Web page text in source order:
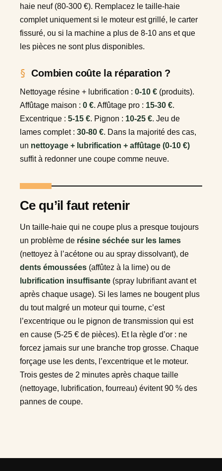
haie neuf (80-300 €). Remplacez le taille-haie
complet uniquement si le moteur est grillé, le carter
fissuré, ou si la machine a plus de 8-10 ans et que
les pièces ne sont plus disponibles.
Combien coûte la réparation ?
Nettoyage résine + lubrification : 0-10 € (produits).
Affûtage maison : 0 €. Affûtage pro : 15-30 €.
Excentrique : 5-15 €. Pignon : 10-25 €. Jeu de
lames complet : 30-80 €. Dans la majorité des cas,
un nettoyage + lubrification + affûtage (0-10 €)
suffit à redonner une coupe comme neuve.
Ce qu’il faut retenir
Un taille-haie qui ne coupe plus a presque toujours
un problème de résine séchée sur les lames
(nettoyez à l’acétone ou au spray dissolvant), de
dents émoussées (affûtez à la lime) ou de
lubrification insuffisante (spray lubrifiant avant et
après chaque usage). Si les lames ne bougent plus
du tout malgré un moteur qui tourne, c’est
l’excentrique ou le pignon de transmission qui est
en cause (5-25 € de pièces). Et la règle d’or : ne
forcez jamais sur une branche trop grosse. Chaque
forçage use les dents, l’excentrique et le moteur.
Trois gestes de 2 minutes après chaque taille
(nettoyage, lubrification, fourreau) évitent 90 % des
pannes de coupe.